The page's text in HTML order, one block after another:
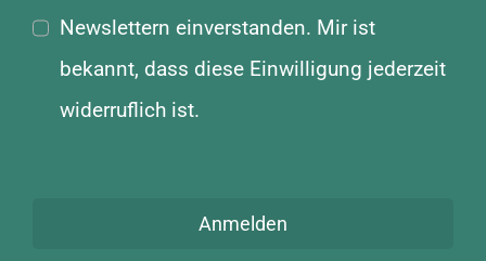
Newslettern einverstanden. Mir ist
bekannt, dass diese Einwilligung jederzeit
widerruflich ist.
Anmelden